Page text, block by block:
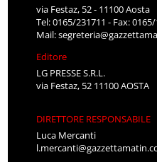
via Festaz, 52 - 11100 Aosta
Tel: 0165/231711 - Fax:
Mail:
Editore
LG PRESSE S.R.L.
via Festaz, 52 11100 AOSTA
DIRETTORE RESPONSABILE
Luca Mercanti